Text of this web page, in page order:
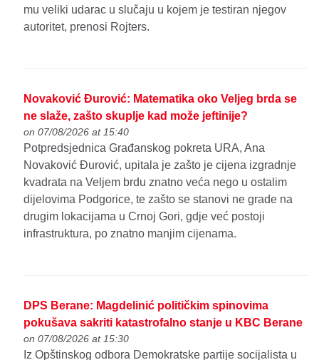
mu veliki udarac u slučaju u kojem je testiran njegov
autoritet, prenosi Rojters.
Novaković Đurović: Matematika oko Veljeg brda se
ne slaže, zašto skuplje kad može jeftinije?
on 07/08/2026 at 15:40
Potpredsjednica Građanskog pokreta URA, Ana
Novaković Đurović, upitala je zašto je cijena izgradnje
kvadrata na Veljem brdu znatno veća nego u ostalim
dijelovima Podgorice, te zašto se stanovi ne grade na
drugim lokacijama u Crnoj Gori, gdje već postoji
infrastruktura, po znatno manjim cijenama.
DPS Berane: Magdelinić političkim spinovima
pokušava sakriti katastrofalno stanje u KBC Berane
on 07/08/2026 at 15:30
Iz Opštinskog odbora Demokratske partije socijalista u